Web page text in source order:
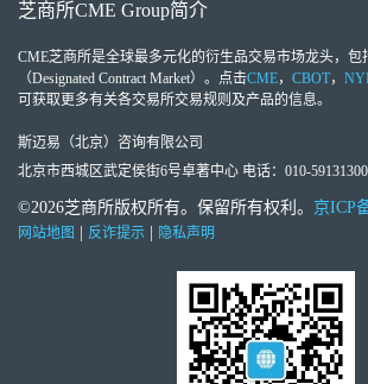
芝商所CME Group简介
CME芝商所是全球最多元化的衍生品交易市场龙头，包
（Designated Contract Market）。点击CME， CBOT，
可获取更多有关各交易所交易规则及产品的信息。
斯迈易（北京）咨询有限公司
北京市西城区武定侯街6号卓著中心 电话：010-59131300
©2026芝商所版权所有。保留所有权利。 京ICP
网站地图 反诈提示 隐私声明